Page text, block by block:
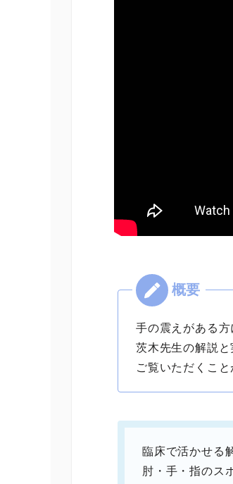
手の震えがある方
茨木先生の解説
ご覧いただくこと
臨床で活かせる
肘・手・指のス